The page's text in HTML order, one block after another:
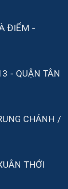
ĐIỂM -
- QUẬN TÂN
CHÁNH /
THỚI